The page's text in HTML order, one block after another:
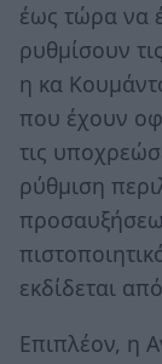
έως τώρα να
ρυθμίσουν
η κα
που έχουν
τις
ρύθμιση
εκδίδεται
Επιπλέον, η